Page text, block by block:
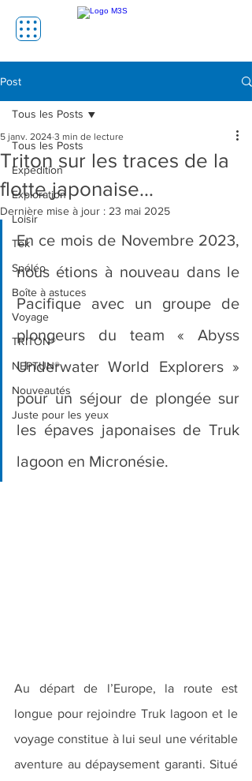
Post
Tous les Posts
Expédition
Exploration
Loisir
Tek
Spéléo
Boîte à astuces
Voyage
TRITON®
NEPTUN®
Nouveautés
Juste pour les yeux
Tous les Posts
Triton sur les traces de la
flotte japonaise…
5 janv. 2024 3 min de lecture
Dernière mise à jour : 23 mai 2025
En ce mois de Novembre 2023,
nous étions à nouveau dans le
Pacifique avec un groupe de
plongeurs du team « Abyss
Underwater World Explorers »
pour un séjour de plongée sur
les épaves japonaises de Truk
lagoon en Micronésie.
Au départ de l’Europe, la route est
longue pour rejoindre Truk lagoon et le
voyage constitue à lui seul une véritable
aventure au dépaysement garanti. Situé